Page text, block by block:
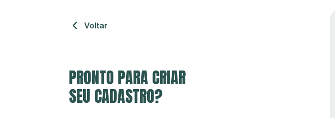
Voltar
PRONTO PARA CRIAR
SEU CADASTRO?